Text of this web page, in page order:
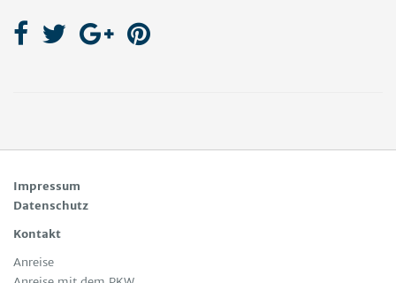
Impressum
Datenschutz
Kontakt
Anreise